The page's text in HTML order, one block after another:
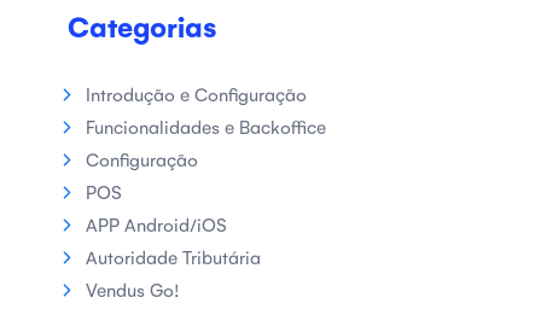
Categorias
Introdução e Configuração
Funcionalidades e Backoffice
Configuração
POS
APP Android/iOS
Autoridade Tributária
Vendus Go!